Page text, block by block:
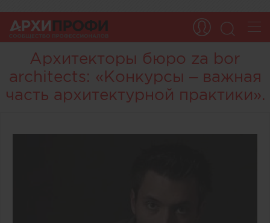
Архитекторы бюро za bor
architects: «Конкурсы – важная
часть архитектурной практики».